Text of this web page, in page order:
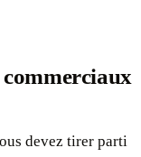
devez tirer parti